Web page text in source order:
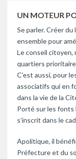
UN MOTEUR
Se parler. Créer
ensemble pour
Le conseil citoyen,
quartiers
C’est aussi, pour
associatifs qui en
dans la vie de la
Porté sur les fonts
s’inscrit dans le
Apolitique, il
Préfecture et du